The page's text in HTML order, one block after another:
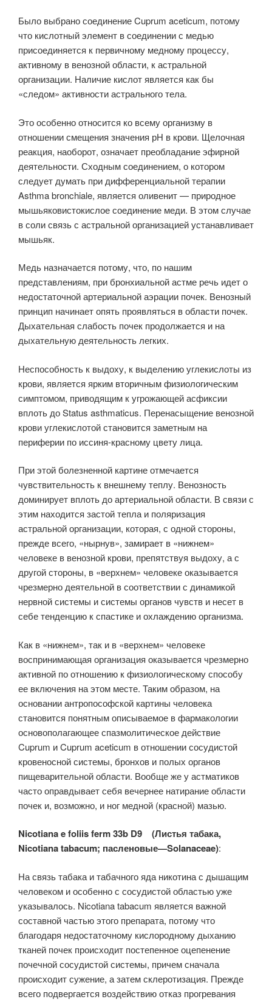
Было выбрано соединение Cuprum aceticum, потому
что кислотный элемент в соединении с медью
присоединяется к первичному медному процессу,
активному в венозной области, к астральной
организации. Наличие кислот является как бы
«следом» активности астрального тела.
Это особенно относится ко всему организму в
отношении смещения значения рН в крови. Щелочная
реакция, наоборот, означает преобладание эфирной
деятельности. Сходным соединением, о котором
следует думать при дифференциальной терапии
Asthma bronchiale, является оливенит — природное
мышьяковистокислое соединение меди. В этом случае
в соли связь с астральной организацией устанавливает
мышьяк.
Медь назначается потому, что, по нашим
представлениям, при бронхиальной астме речь идет о
недостаточной артериальной аэрации почек. Венозный
принцип начинает опять проявляться в области почек.
Дыхательная слабость почек продолжается и на
дыхательную деятельность легких.
Неспособность к выдоху, к выделению углекислоты из
крови, является ярким вторичным физиологическим
симптомом, приводящим к угрожающей асфиксии
вплоть до Status asthmaticus. Перенасыщение венозной
крови углекислотой становится заметным на
периферии по иссиня-красному цвету лица.
При этой болезненной картине отмечается
чувствительность к внешнему теплу. Венозность
доминирует вплоть до артериальной области. В связи с
этим находится застой тепла и поляризация
астральной организации, которая, с одной стороны,
прежде всего, «нырнув», замирает в «нижнем»
человеке в венозной крови, препятствуя выдоху, а с
другой стороны, в «верхнем» человеке оказывается
чрезмерно деятельной в соответствии с динамикой
нервной системы и системы органов чувств и несет в
себе тенденцию к спастике и охлаждению организма.
Как в «нижнем», так и в «верхнем» человеке
воспринимающая организация оказывается чрезмерно
активной по отношению к физиологическому способу
ее включения на этом месте. Таким образом, на
основании антропософской картины человека
становится понятным описываемое в фармакологии
основополагающее спазмолитическое действие
Cuprum и Cuprum aceticum в отношении сосудистой
кровеносной системы, бронхов и полых органов
пищеварительной области. Вообще же у астматиков
часто оправдывает себя вечернее натирание области
почек и, возможно, и ног медной (красной) мазью.
Nicotiana e foliis ferm 33b D9 (Листья табака,
Nicotiana tabacum; пасленовые—Solanaceae):
На связь табака и табачного яда никотина с дышащим
человеком и особенно с сосудистой областью уже
указывалось. Nicotiana tabacum является важной
составной частью этого препарата, потому что
благодаря недостаточному кислородному дыханию
тканей почек происходит постепенное оцепенение
почечной сосудистой системы, причем сначала
происходит сужение, а затем склеротизация. Прежде
всего подвергается воздействию отказ прогревания